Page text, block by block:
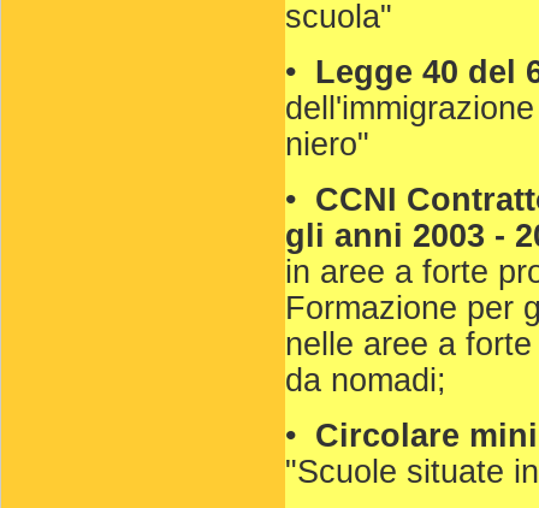
scuola"
• Legge 40 del
niero"
• CCNI
gli anni 2003 -
in aree a forte
Formazione per
nelle aree a
da nomadi;
• Circolare
"Scuole situate